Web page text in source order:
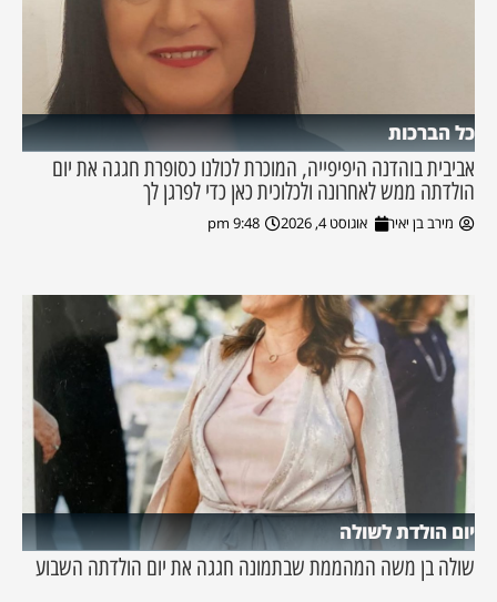
כל הברכות
אביבית בוהדנה היפיפייה, המוכרת לכולנו כסופרת חגגה את יום
הולדתה ממש לאחרונה ולכלוכית כאן כדי לפרגן לך
מירב בן יאיר אוגוסט 4, 2026 9:48 pm
יום הולדת לשולה
שולה בן משה המהממת שבתמונה חגגה את יום הולדתה השבוע